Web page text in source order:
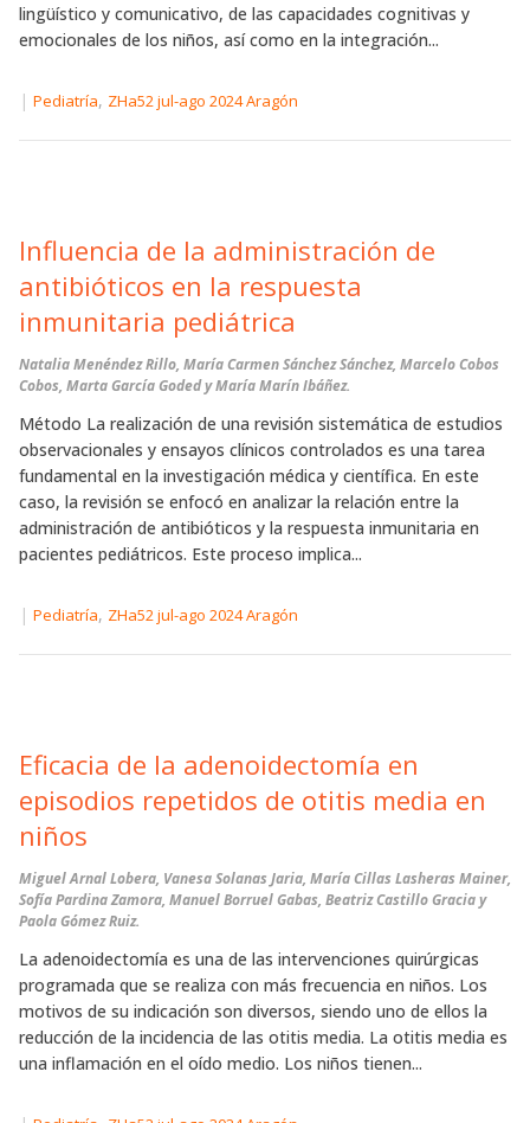
lingüístico y comunicativo, de las capacidades cognitivas y
emocionales de los niños, así como en la integración...
| Pediatría, ZHa52 jul-ago 2024 Aragón
Influencia de la administración de
antibióticos en la respuesta
inmunitaria pediátrica
Natalia Menéndez Rillo, María Carmen Sánchez Sánchez, Marcelo Cobos
Cobos, Marta García Goded y María Marín Ibáñez.
Método La realización de una revisión sistemática de estudios
observacionales y ensayos clínicos controlados es una tarea
fundamental en la investigación médica y científica. En este
caso, la revisión se enfocó en analizar la relación entre la
administración de antibióticos y la respuesta inmunitaria en
pacientes pediátricos. Este proceso implica...
| Pediatría, ZHa52 jul-ago 2024 Aragón
Eficacia de la adenoidectomía en
episodios repetidos de otitis media en
niños
Miguel Arnal Lobera, Vanesa Solanas Jaria, María Cillas Lasheras Mainer,
Sofía Pardina Zamora, Manuel Borruel Gabas, Beatriz Castillo Gracia y
Paola Gómez Ruiz.
La adenoidectomía es una de las intervenciones quirúrgicas
programada que se realiza con más frecuencia en niños. Los
motivos de su indicación son diversos, siendo uno de ellos la
reducción de la incidencia de las otitis media. La otitis media es
una inflamación en el oído medio. Los niños tienen...